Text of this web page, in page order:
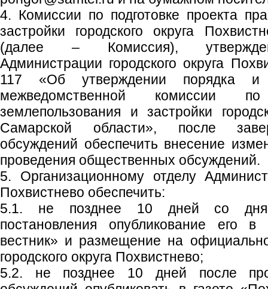
4. Комиссии по подготовке проекта
застройки городского округа
(далее – Комиссия),
Администрации городского округа
117 «Об утверждении порядка и
межведомственной комиссии
землепользования и застройки
Самарской области», после
обсуждений обеспечить внесение
проведения общественных обсуждений.
5. Организационному отделу
Похвистнево обеспечить:
5.1. не позднее 10 дней со дня
постановления опубликование его в
вестник» и размещение на
городского округа Похвистнево;
5.2. не позднее 10 дней после